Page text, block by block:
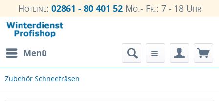
Hotline: 02861 - 80 401 52Mo.- Fr.: 7 - 18 Uhr
Menü
Zubehör Schneefräsen